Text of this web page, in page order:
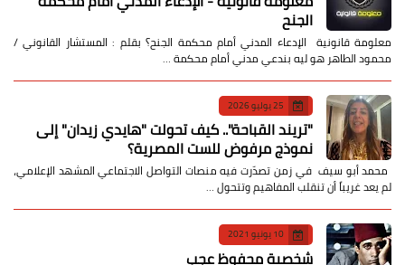
الجنح
معلومة قانونية الإدعاء المدني أمام محكمة الجنح؟ بقلم : المستشار القانوني /
محمود الطاهر هو ليه بندعي مدني أمام محكمة …
25 يوليو 2026
​"تريند القباحة".. كيف تحولت "هايدي زيدان" إلى
نموذج مرفوض للست المصرية؟
​ محمد أبو سيف ​في زمن تصدّرت فيه منصات التواصل الاجتماعي المشهد الإعلامي،
لم يعد غريباً أن تنقلب المفاهيم وتتحول …
10 يونيو 2021
شخصية محفوظ عجب